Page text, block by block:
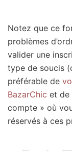
Notez que ce
problèmes
valider une
type de soucis
préférable de
BazarChic et de
compte » où
réservés à ces